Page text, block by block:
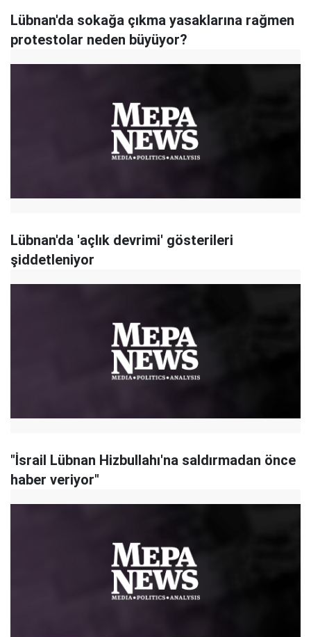
Lübnan'da sokağa çıkma yasaklarına rağmen
protestolar neden büyüyor?
Lübnan'da 'açlık devrimi' gösterileri
şiddetleniyor
"İsrail Lübnan Hizbullahı'na saldırmadan önce
haber veriyor"